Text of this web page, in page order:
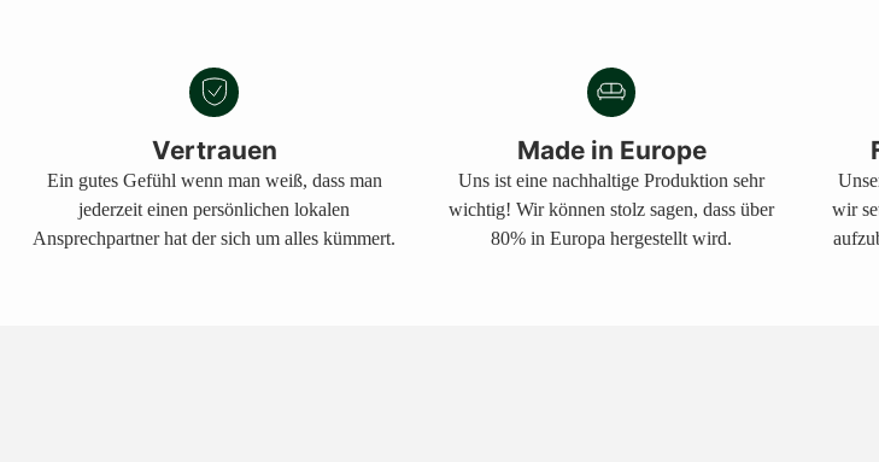
Vertrauen
Ein gutes Gefühl wenn man weiß, dass man
jederzeit einen persönlichen lokalen
Ansprechpartner hat der sich um alles kümmert.
Made in Europe
Uns ist eine nachhaltige Produktion sehr
wichtig! Wir können stolz sagen, dass über
80% in Europa hergestellt wird.
wir